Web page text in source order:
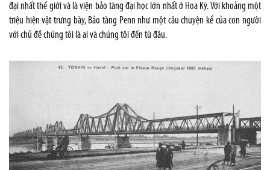
đại nhất thế giới và là viện bảo tàng đại học lớn nhất ở Hoa Kỳ. Với khoảng một
triệu hiện vật trưng bày, Bảo tàng Penn như một câu chuyện kể của con người
với chủ đề chúng tôi là ai và chúng tôi đến từ đâu.